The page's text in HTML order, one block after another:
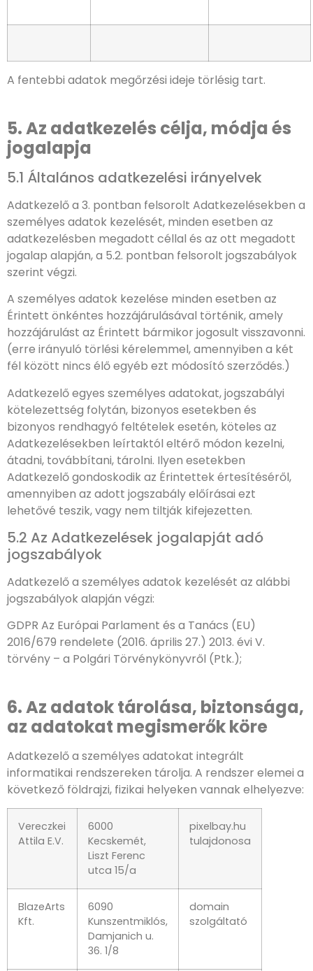
A fentebbi adatok megőrzési ideje törlésig tart.
5. Az adatkezelés célja, módja és
jogalapja
5.1 Általános adatkezelési irányelvek
Adatkezelő a 3. pontban felsorolt Adatkezelésekben a
személyes adatok kezelését, minden esetben az
adatkezelésben megadott céllal és az ott megadott
jogalap alapján, a 5.2. pontban felsorolt jogszabályok
szerint végzi.
A személyes adatok kezelése minden esetben az
Érintett önkéntes hozzájárulásával történik, amely
hozzájárulást az Érintett bármikor jogosult visszavonni.
(erre irányuló törlési kérelemmel, amennyiben a két
fél között nincs élő egyéb ezt módosító szerződés.)
Adatkezelő egyes személyes adatokat, jogszabályi
kötelezettség folytán, bizonyos esetekben és
bizonyos rendhagyó feltételek esetén, köteles az
Adatkezelésekben leírtaktól eltérő módon kezelni,
átadni, továbbítani, tárolni. Ilyen esetekben
Adatkezelő gondoskodik az Érintettek értesítéséről,
amennyiben az adott jogszabály előírásai ezt
lehetővé teszik, vagy nem tiltják kifejezetten.
5.2 Az Adatkezelések jogalapját adó
jogszabályok
Adatkezelő a személyes adatok kezelését az alábbi
jogszabályok alapján végzi:
GDPR Az Európai Parlament és a Tanács (EU)
2016/679 rendelete (2016. április 27.) 2013. évi V.
törvény – a Polgári Törvénykönyvről (Ptk.);
6. Az adatok tárolása, biztonsága,
az adatokat megismerők köre
Adatkezelő a személyes adatokat integrált
informatikai rendszereken tárolja. A rendszer elemei a
következő földrajzi, fizikai helyeken vannak elhelyezve:
Vereczkei
Attila E.V.
6000
Kecskemét,
Liszt Ferenc
utca 15/a
pixelbay.hu
tulajdonosa
BlazeArts
Kft.
6090
Kunszentmiklós,
Damjanich u.
36. 1/8
domain
szolgáltató